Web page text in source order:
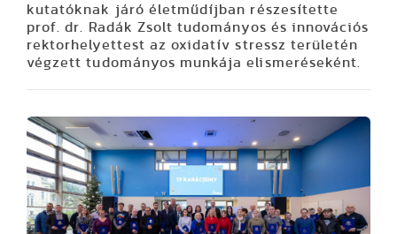
kutatóknak járó életműdíjban részesítette
prof. dr. Radák Zsolt tudományos és innovációs
rektorhelyettest az oxidatív stressz területén
végzett tudományos munkája elismeréseként.